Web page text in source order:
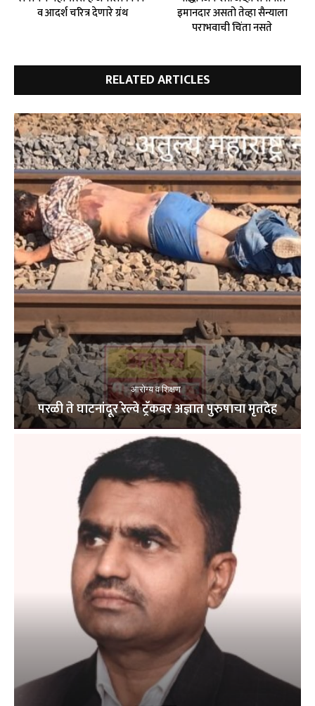
व आदर्श चरित्र देणारे ग्रंथ
इमानदार असतो तेव्हा सैन्याला
पराभवाची चिंता नसते
RELATED ARTICLES
आरोग्य व शिक्षण
परळी ते घाटनांदूर रेल्वे ट्रॅकवर अज्ञात पुरुषाचा मृतदेह